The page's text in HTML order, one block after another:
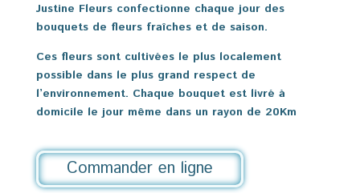
Justine Fleurs confectionne chaque jour des
bouquets de fleurs fraîches et de saison.
Ces fleurs sont cultivées le plus localement
possible dans le plus grand respect de
l’environnement. Chaque bouquet est livré à
domicile le jour même dans un rayon de 20Km
Commander en ligne